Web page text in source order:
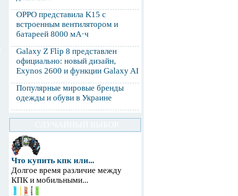
OPPO представила K15 с
встроенным вентилятором и
батареей 8000 мА·ч
Galaxy Z Flip 8 представлен
официально: новый дизайн,
Exynos 2600 и функции Galaxy AI
Популярные мировые бренды
одежды и обуви в Украине
Что купить кпк или...
Долгое время различие между
КПК и мобильными...